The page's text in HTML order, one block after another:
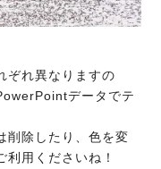
ぞれ異なりますの
データでテ
削除したり、色を変
用くださいね！